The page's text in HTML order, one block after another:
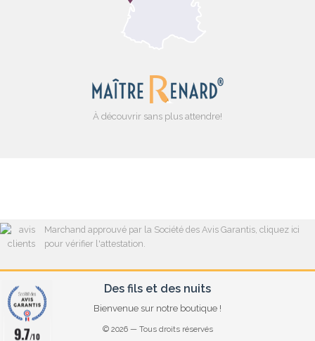
À découvrir sans plus attendre!
Marchand approuvé par la Société des Avis Garantis, cliquez ici
pour vérifier l'attestation.
Des fils et des nuits
Bienvenue sur notre boutique !
© 2026 — Tous droits réservés
9.7/10